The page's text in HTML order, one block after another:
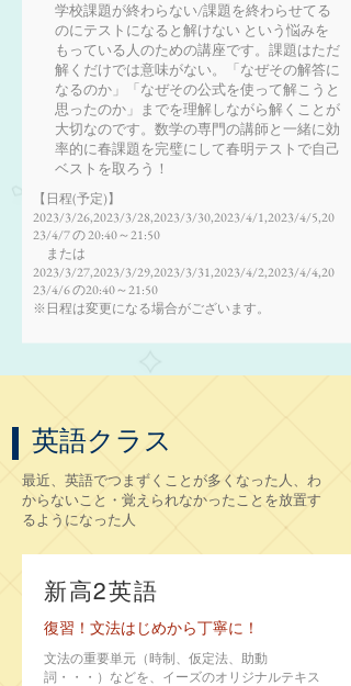
学校課題が終わらない/課題を終わらせてる
のにテストになると解けない という悩みを
もっている人のための講座です。課題はただ
解くだけでは意味がない。「なぜその解答に
なるのか」「なぜその公式を使って解こうと
思ったのか」までを理解しながら解くことが
大切なのです。数学の専門の講師と一緒に効
率的に春課題を完璧にして春明テストで自己
ベストを取ろう！
【日程(予定)】
2023/3/26,2023/3/28,2023/3/30,2023/4/1,2023/4/5,20
23/4/7 の 20:40～21:50
または
2023/3/27,2023/3/29,2023/3/31,2023/4/2,2023/4/4,20
23/4/6 の20:40～21:50
​※日程は変更になる場合がございます。
英語クラス
最近、英語でつまずくことが多くなった人、わ
からないこと・覚えられなかったことを放置す
るようになった人
新高2英語
復習！文法はじめから丁寧に！
文法の重要単元（時制、仮定法、助動
詞・・・）などを、イーズのオリジナルテキス